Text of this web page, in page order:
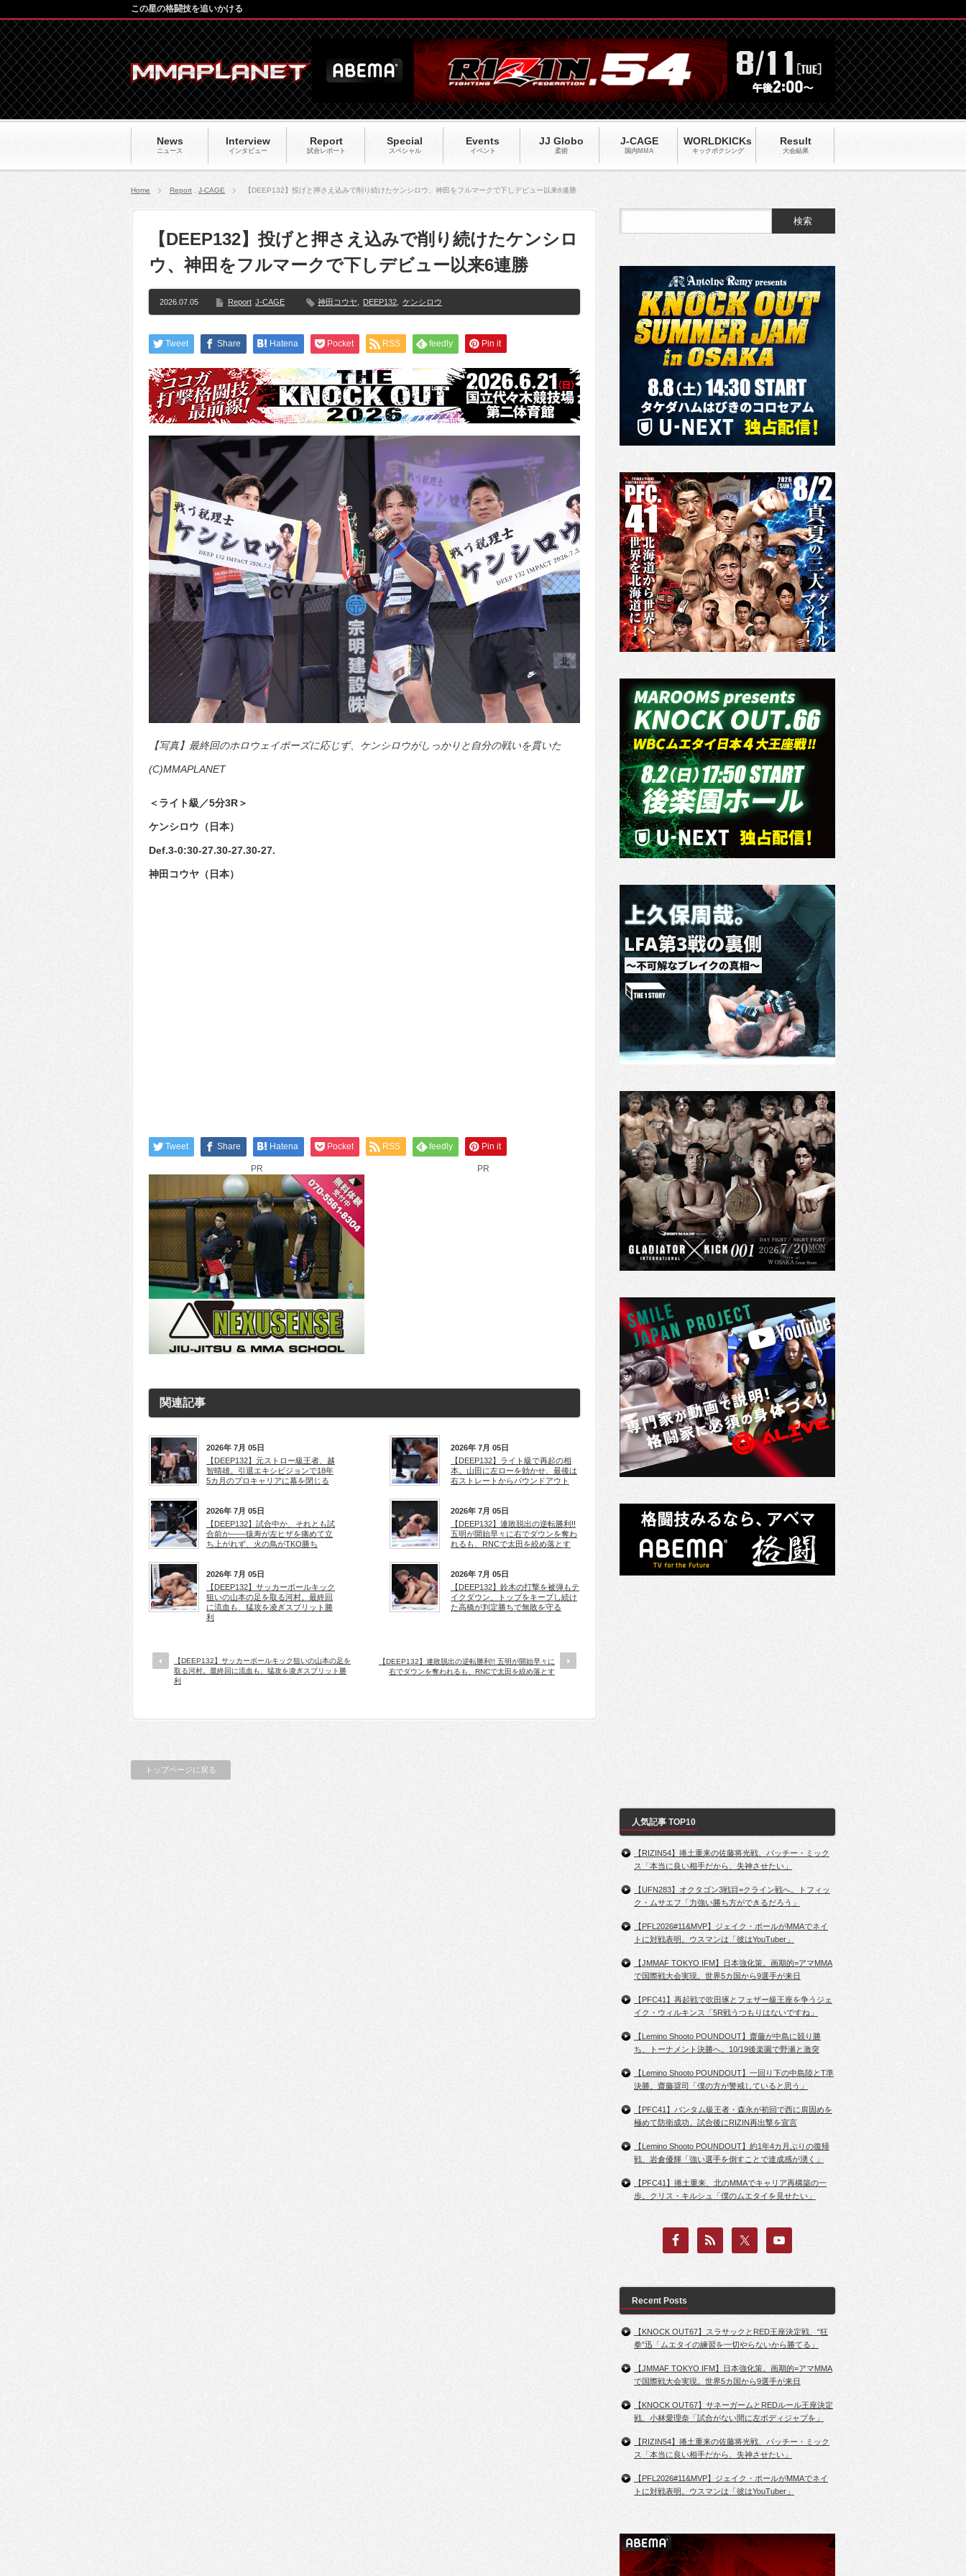
News
ニュース
Interview
インタビュー
Report
試合レポート
Special
スペシャル
Events
イベント
JJ Globo
柔術
J-CAGE
国内MMA
WORLDKICKs
キックポクシング
Result
大会結果
この星の格闘技を追いかける
Home Report J-CAGE 【DEEP132】投げと押さえ込みで削り続けたケンシロウ、神田をフルマークで下しデビュー以来6連勝
【DEEP132】投げと押さえ込みで削り続けたケンシロ
ウ、神田をフルマークで下しデビュー以来6連勝
2026.07.05 Report J-CAGE 神田コウヤ DEEP132 ケンシロウ
Tweet Share Hatena Pocket RSS feedly Pin it
【写真】最終回のホロウェイポーズに応じず、ケンシロウがしっかりと自分の戦いを貫いた
(C)MMAPLANET
＜ライト級／5分3R＞
ケンシロウ（日本）
Def.3-0:30-27.30-27.30-27.
神田コウヤ（日本）
Tweet Share Hatena Pocket RSS feedly Pin it
PR PR
関連記事
2026年 7月 05日
【DEEP132】元ストロー級王者、越
智晴雄。引退エキシビジョンで18年
5カ月のプロキャリアに幕を閉じる
2026年 7月 05日
【DEEP132】ライト級で再起の相
本。山田に左ローを効かせ、最後は
右ストレートからパウンドアウト
2026年 7月 05日
【DEEP132】試合中か、それとも試
合前か――猿寿が左ヒザを痛めて立
ち上がれず、火の鳥がTKO勝ち
2026年 7月 05日
【DEEP132】連敗脱出の逆転勝利!!
五明が開始早々に右でダウンを奪わ
れるも、RNCで太田を絞め落とす
2026年 7月 05日
【DEEP132】サッカーボールキック
狙いの山本の足を取る河村。最終回
に流血も、猛攻を凌ぎスプリット勝
利
2026年 7月 05日
【DEEP132】鈴木の打撃を被弾もテ
イクダウン、トップをキープし続け
た高橋が判定勝ちで無敗を守る
【DEEP132】サッカーボールキック狙いの山本の足を
取る河村。最終回に流血も、猛攻を凌ぎスプリット勝
利
【DEEP132】連敗脱出の逆転勝利!! 五明が開始早々に
右でダウンを奪われるも、RNCで太田を絞め落とす
トップページに戻る
人気記事 TOP10
【RIZIN54】捲土重来の佐藤将光戦、パッチー・ミック
ス「本当に良い相手だから、失神させたい」
【UFN283】オクタゴン3戦目=クライン戦へ。トフィッ
ク・ムサエフ「力強い勝ち方ができるだろう」
【PFL2026#11&MVP】ジェイク・ポールがMMAでネイ
トに対戦表明。ウスマンは「彼はYouTuber」
【JMMAF TOKYO IFM】日本強化策。画期的=アマMMA
で国際戦大会実現。世界5カ国から9選手が来日
【PFC41】再起戦で吹田琢とフェザー級王座を争うジェ
イク・ウィルキンス「5R戦うつもりはないですね」
【Lemino Shooto POUNDOUT】齋藤が中島に競り勝
ち、トーナメント決勝へ。10/19後楽園で野瀬と激突
【Lemino Shooto POUNDOUT】一回り下の中島陸とT準
決勝。齋藤奨司「僕の方が警戒していると思う」
【PFC41】バンタム級王者・森永が初回で西に肩固めを
極めて防衛成功。試合後にRIZIN再出撃を宣言
【Lemino Shooto POUNDOUT】約1年4カ月ぶりの復帰
戦、岩倉優輝「強い選手を倒すことで達成感が湧く」
【PFC41】捲土重来、北のMMAでキャリア再構築の一
歩。クリス・キルシュ「僕のムエタイを見せたい」
Recent Posts
【KNOCK OUT67】スラサックとRED王座決定戦、“狂
拳”迅「ムエタイの練習を一切やらないから勝てる」
【JMMAF TOKYO IFM】日本強化策。画期的=アマMMA
で国際戦大会実現。世界5カ国から9選手が来日
【KNOCK OUT67】サネーガームとREDルール王座決定
戦、小林愛理奈「試合がない間に左ボディジャブを」
【RIZIN54】捲土重来の佐藤将光戦、パッチー・ミック
ス「本当に良い相手だから、失神させたい」
【PFL2026#11&MVP】ジェイク・ポールがMMAでネイ
トに対戦表明。ウスマンは「彼はYouTuber」